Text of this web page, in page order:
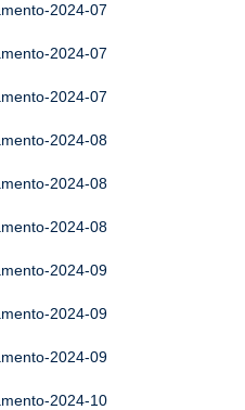
2024-07
2024-07
2024-07
2024-08
2024-08
2024-08
2024-09
2024-09
2024-09
2024-10